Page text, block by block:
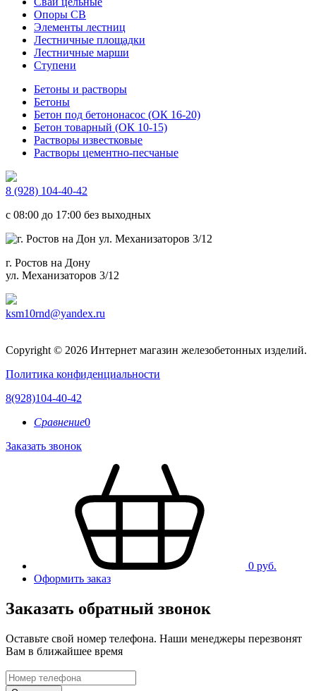
Опоры СВ
Элементы лестниц
Лестничные площадки
Лестничные марши
Ступени
Бетоны и растворы
Бетоны
Бетон под бетононасос (ОК 16-20)
Бетон товарный (ОК 10-15)
Растворы известковые
Растворы цементно-песчаные
8 (928) 104-40-42
c 08:00 до 17:00 без выходных
г. Ростов на Дону
ул. Механизаторов 3/12
ksm10rnd@yandex.ru
Copyright © 2026 Интернет магазин железобетонных изделий.
Политика конфиденциальности
8(928)104-40-42
Сравнение0
Заказать звонок
0 руб.
Оформить заказ
Заказать обратный звонок
Оставьте свой номер телефона. Наши менеджеры перезвонят
Вам в ближайшее время